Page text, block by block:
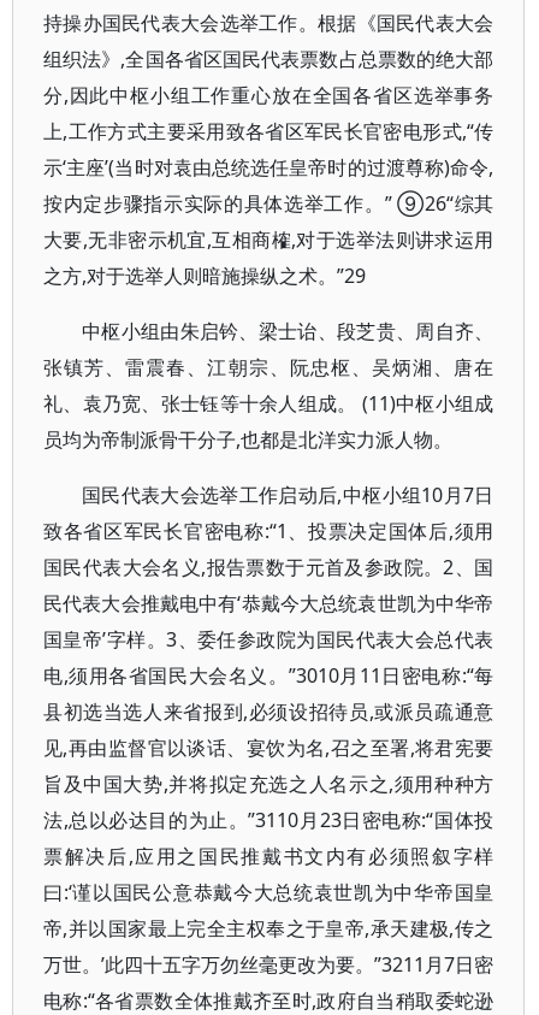
持操办国民代表大会选举工作。根据《国民代表大会
组织法》,全国各省区国民代表票数占总票数的绝大部
分,因此中枢小组工作重心放在全国各省区选举事务
上,工作方式主要采用致各省区军民长官密电形式,“传
示‘主座’(当时对袁由总统选任皇帝时的过渡尊称)命令,
按内定步骤指示实际的具体选举工作。” ⑨26“综其
大要,无非密示机宜,互相商榷,对于选举法则讲求运用
之方,对于选举人则暗施操纵之术。”29
中枢小组由朱启钤、梁士诒、段芝贵、周自齐、
张镇芳、雷震春、江朝宗、阮忠枢、吴炳湘、唐在
礼、袁乃宽、张士钰等十余人组成。 (11)中枢小组成
员均为帝制派骨干分子,也都是北洋实力派人物。
国民代表大会选举工作启动后,中枢小组10月7日
致各省区军民长官密电称:“1、投票决定国体后,须用
国民代表大会名义,报告票数于元首及参政院。2、国
民代表大会推戴电中有‘恭戴今大总统袁世凯为中华帝
国皇帝’字样。3、委任参政院为国民代表大会总代表
电,须用各省国民大会名义。”3010月11日密电称:“每
县初选当选人来省报到,必须设招待员,或派员疏通意
见,再由监督官以谈话、宴饮为名,召之至署,将君宪要
旨及中国大势,并将拟定充选之人名示之,须用种种方
法,总以必达目的为止。”3110月23日密电称:“国体投
票解决后,应用之国民推戴书文内有必须照叙字样
曰:‘谨以国民公意恭戴今大总统袁世凯为中华帝国皇
帝,并以国家最上完全主权奉之于皇帝,承天建极,传之
万世。’此四十五字万勿丝毫更改为要。”3211月7日密
电称:“各省票数全体推戴齐至时,政府自当稍取委蛇逊